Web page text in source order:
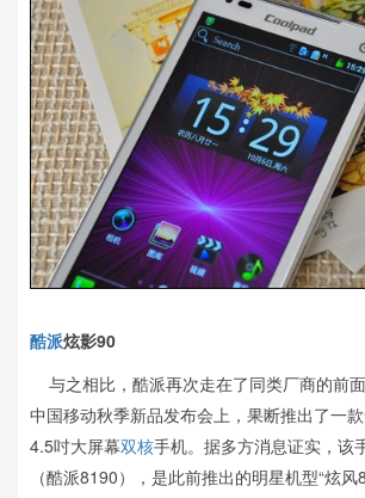
酷派炫影90
与之相比，酷派再次走在了同类厂商的前
中国移动秋季新品发布会上，果断推出了一
4.5吋大屏幕双核手机。据多方消息证实，该
（酷派8190），是此前推出的明星机型“炫风